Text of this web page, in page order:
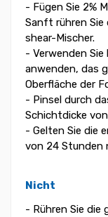
- Fügen Sie 2%
Sanft rühren
shear-Mischer.
- Verwenden
anwenden, das
Oberfläche der
- Pinsel durch
Schichtdicke
- Gelten Sie die
von 24 Stunden
Nicht
- Rühren Sie die